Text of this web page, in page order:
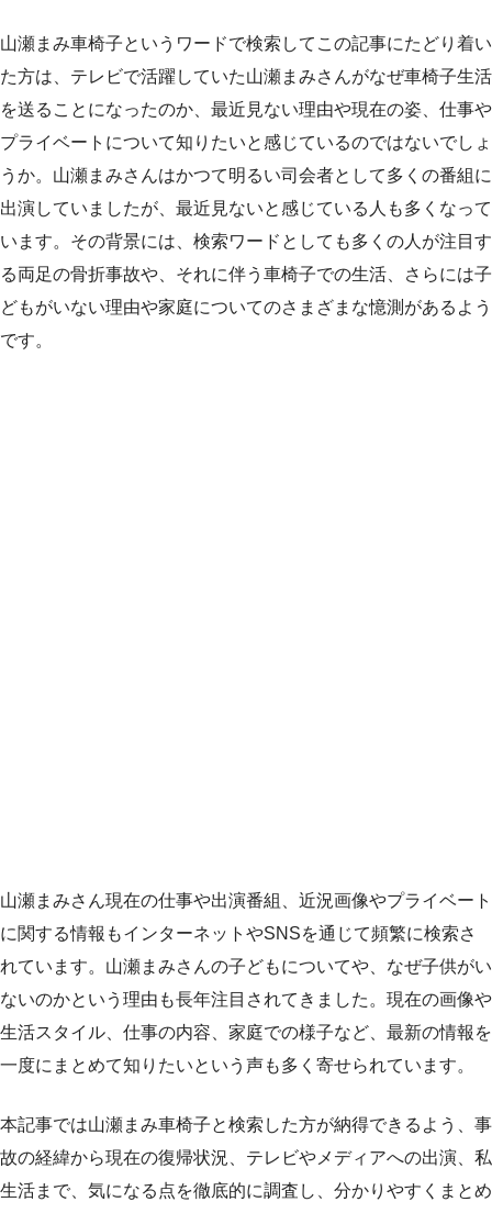
山瀬まみ車椅子というワードで検索してこの記事にたどり着い
た方は、テレビで活躍していた山瀬まみさんがなぜ車椅子生活
を送ることになったのか、最近見ない理由や現在の姿、仕事や
プライベートについて知りたいと感じているのではないでしょ
うか。山瀬まみさんはかつて明るい司会者として多くの番組に
出演していましたが、最近見ないと感じている人も多くなって
います。その背景には、検索ワードとしても多くの人が注目す
る両足の骨折事故や、それに伴う車椅子での生活、さらには子
どもがいない理由や家庭についてのさまざまな憶測があるよう
です。
山瀬まみさん現在の仕事や出演番組、近況画像やプライベート
に関する情報もインターネットやSNSを通じて頻繁に検索さ
れています。山瀬まみさんの子どもについてや、なぜ子供がい
ないのかという理由も長年注目されてきました。現在の画像や
生活スタイル、仕事の内容、家庭での様子など、最新の情報を
一度にまとめて知りたいという声も多く寄せられています。
本記事では山瀬まみ車椅子と検索した方が納得できるよう、事
故の経緯から現在の復帰状況、テレビやメディアへの出演、私
生活まで、気になる点を徹底的に調査し、分かりやすくまとめ